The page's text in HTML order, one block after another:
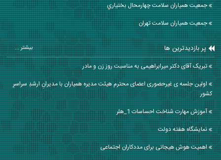
جمعیت همیاران سلامت چهارمحال بختياري
جمعیت همیاران سلامت تهران
پر بازدیدترین ها بیشتر ...
تبریک آقای دکتر میرابراهیمی به مناسبت روز زن و مادر
اولین جلسه ی غیرحضوری اعضای محترم هیئت مدیره همیاران با مدیرانِ ارشدِ سراسرِ
کشور
آموزش مهارت شناخت احساسات 1_هلر
نمایشگاه هفته دولت
اهمیت هوش هیجانی برای مددکاران اجتماعی